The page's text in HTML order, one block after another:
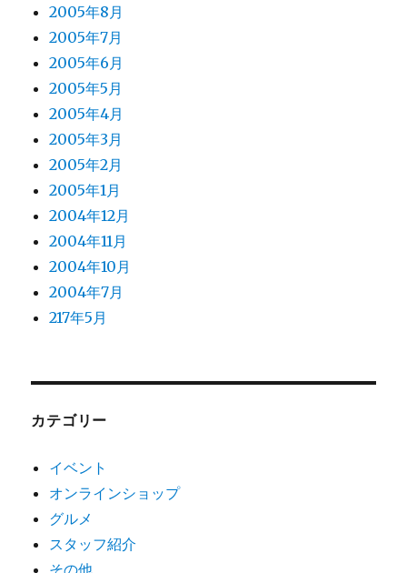
2005年8月
2005年7月
2005年6月
2005年5月
2005年4月
2005年3月
2005年2月
2005年1月
2004年12月
2004年11月
2004年10月
2004年7月
217年5月
カテゴリー
イベント
オンラインショップ
グルメ
スタッフ紹介